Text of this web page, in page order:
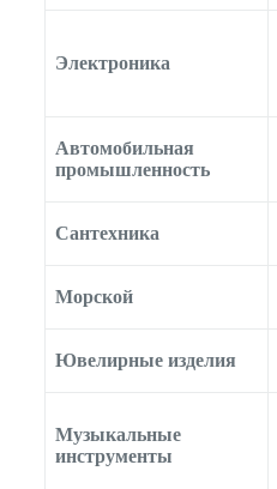
Электроника
Автомобильная
промышленность
Сантехника
Морской
Ювелирные изделия
Музыкальные
инструменты